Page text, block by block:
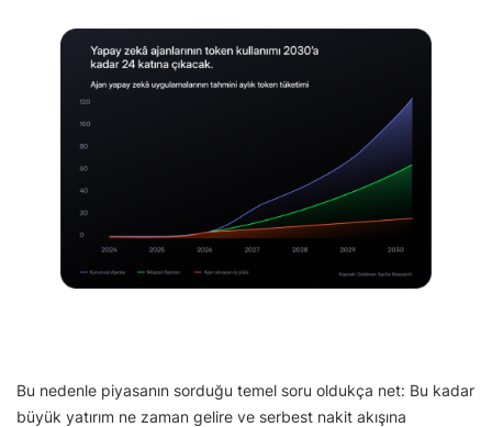
Bu nedenle piyasanın sorduğu temel soru oldukça net: Bu kadar
büyük yatırım ne zaman gelire ve serbest nakit akışına